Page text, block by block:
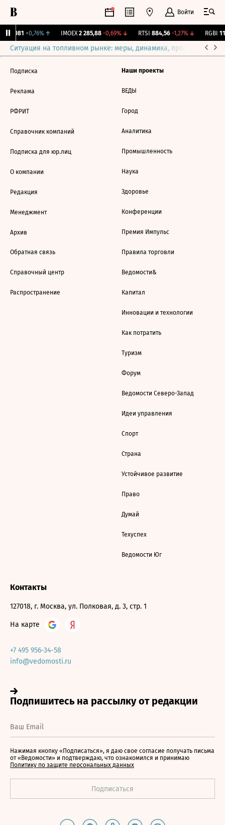
Войти
12,081 +0,76%↑ IMOEX 2 285,88 -0,69%↓ RTSI 884,56 -1,27%↓ RGBI
Ситуация на топливном рынке: меры, динамика, прогнозы
Подписка
Реклама
РФРИТ
Справочник компаний
Подписка для юр.лиц
О компании
Редакция
Менеджмент
Архив
Обратная связь
Справочный центр
Распространение
Наши проекты
ВЕДЫ
Город
Аналитика
Промышленность
Наука
Здоровье
Конференции
Премия Импульс
Правила торговли
Ведомости&
Капитал
Инновации и технологии
Как потратить
Туризм
Форум
Ведомости Северо-Запад
Идеи управления
Спорт
Страна
Устойчивое развитие
Право
Думай
Техуспех
Ведомости Юг
Контакты
127018, г. Москва, ул. Полковая, д. 3, стр. 1
На карте
+7 495 956-34-58
info@vedomosti.ru
Нажимая кнопку «Подписаться», я даю свое согласие получать письма
от «Ведомости» и подтверждаю, что ознакомился и принимаю
Политику по защите персональных данных